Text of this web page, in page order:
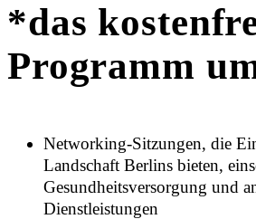
*das
Programm
Networking-Sitzungen, die
Landschaft Berlins bieten,
Gesundheitsversorgung und
Dienstleistungen